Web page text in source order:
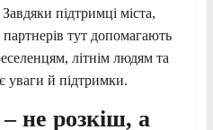
підтримці міста,
партнерів тут допомагають
літнім людям та
уваги й підтримки.
– не розкіш, а